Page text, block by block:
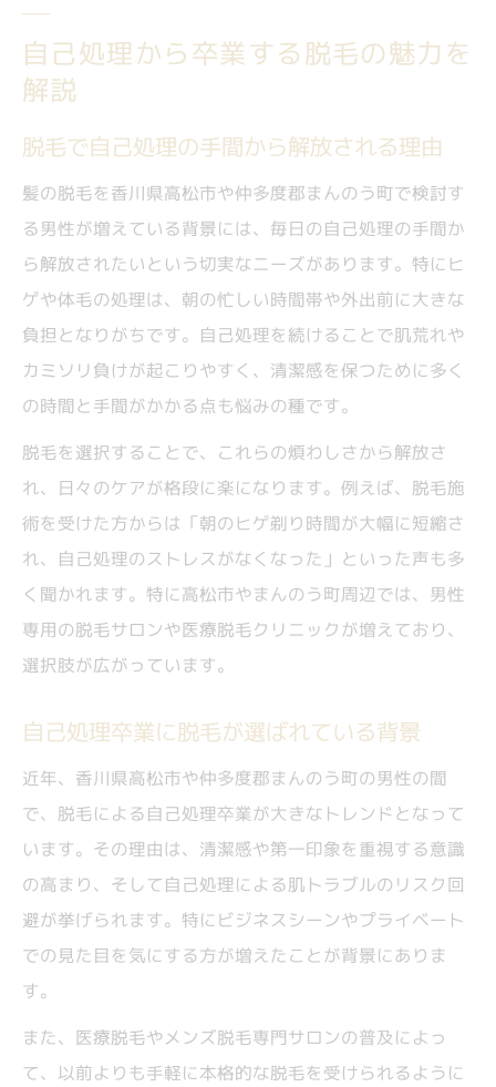
自己処理から卒業する脱毛の魅力を
解説
脱毛で自己処理の手間から解放される理由
髪の脱毛を香川県高松市や仲多度郡まんのう町で検討す
る男性が増えている背景には、毎日の自己処理の手間か
ら解放されたいという切実なニーズがあります。特にヒ
ゲや体毛の処理は、朝の忙しい時間帯や外出前に大きな
負担となりがちです。自己処理を続けることで肌荒れや
カミソリ負けが起こりやすく、清潔感を保つために多く
の時間と手間がかかる点も悩みの種です。
脱毛を選択することで、これらの煩わしさから解放さ
れ、日々のケアが格段に楽になります。例えば、脱毛施
術を受けた方からは「朝のヒゲ剃り時間が大幅に短縮さ
れ、自己処理のストレスがなくなった」といった声も多
く聞かれます。特に高松市やまんのう町周辺では、男性
専用の脱毛サロンや医療脱毛クリニックが増えており、
選択肢が広がっています。
自己処理卒業に脱毛が選ばれている背景
近年、香川県高松市や仲多度郡まんのう町の男性の間
で、脱毛による自己処理卒業が大きなトレンドとなって
います。その理由は、清潔感や第一印象を重視する意識
の高まり、そして自己処理による肌トラブルのリスク回
避が挙げられます。特にビジネスシーンやプライベート
での見た目を気にする方が増えたことが背景にありま
す。
また、医療脱毛やメンズ脱毛専門サロンの普及によっ
て、以前よりも手軽に本格的な脱毛を受けられるように